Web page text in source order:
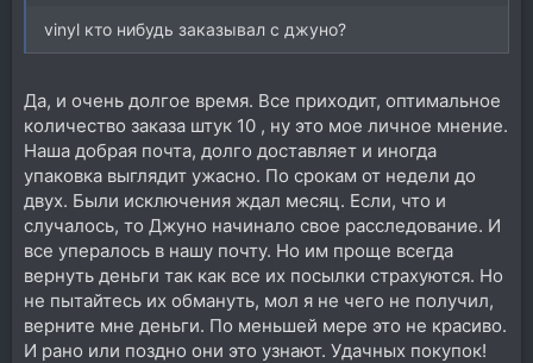
vinyl кто нибудь заказывал с джуно?
Да, и очень долгое время. Все приходит, оптимальное
количество заказа штук 10 , ну это мое личное мнение.
Наша добрая почта, долго доставляет и иногда
упаковка выглядит ужасно. По срокам от недели до
двух. Были исключения ждал месяц. Если, что и
случалось, то Джуно начинало свое расследование. И
все упералось в нашу почту. Но им проще всегда
вернуть деньги так как все их посылки страхуются. Но
не пытайтесь их обмануть, мол я не чего не получил,
верните мне деньги. По меньшей мере это не красиво.
И рано или поздно они это узнают. Удачных покупок!